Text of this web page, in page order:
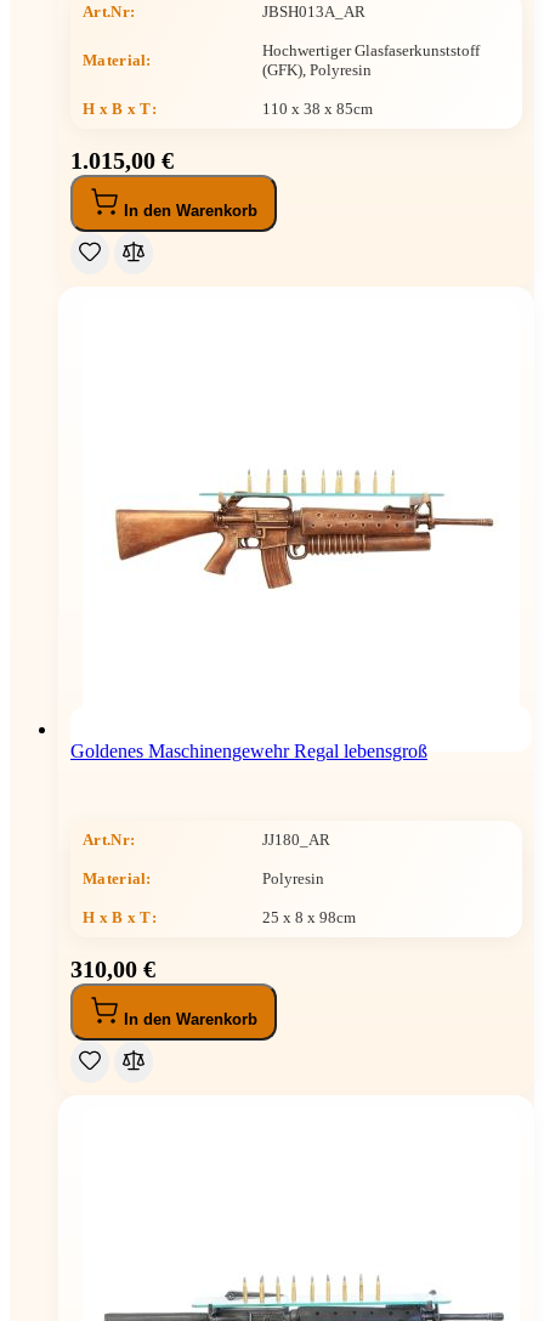
Art.Nr: JBSH013A_AR
Material:
Hochwertiger Glasfaserkunststoff
(GFK), Polyresin
H x B x T: 110 x 38 x 85cm
1.015,00 €
In den Warenkorb
Goldenes Maschinengewehr Regal lebensgroß
Art.Nr: JJ180_AR
Material: Polyresin
H x B x T: 25 x 8 x 98cm
310,00 €
In den Warenkorb